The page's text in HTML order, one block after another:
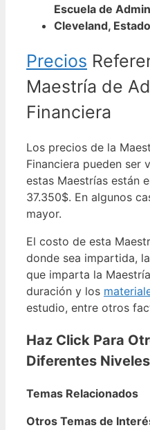
Escuela de
Cleveland,
Precios
Maestría de
Financiera
Los precios de la
Financiera pueden ser
estas Maestrías están
37.350$. En algunos
mayor.
El costo de esta
donde sea impartida,
que imparta la
duración y los
estudio, entre otros
Haz Click Para
Diferentes
Temas Relacionados
Otros Temas de